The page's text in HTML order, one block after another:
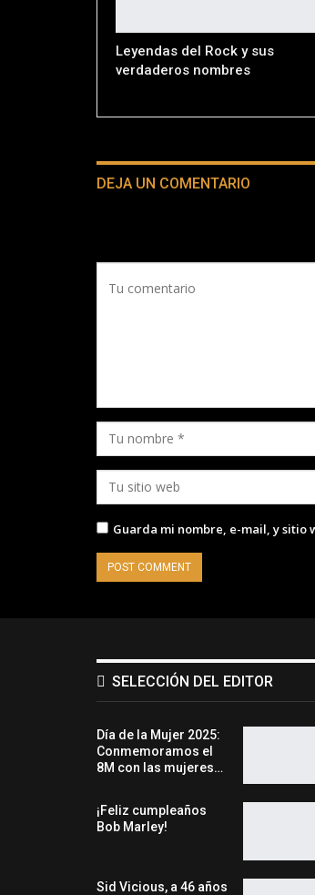
Leyendas del Rock y sus
verdaderos nombres
DEJA UN COMENTARIO
Guarda mi nombre, e-mail, y sitio
SELECCIÓN DEL EDITOR
Día de la Mujer 2025:
Conmemoramos el
8M con las mujeres…
¡Feliz cumpleaños
Bob Marley!
Sid Vicious, a 46 años